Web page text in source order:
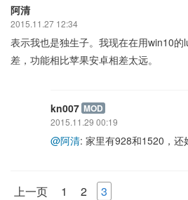
阿清
2015.11.27 12:34
表示我也是独生子。我现在在用win10
差，功能相比苹果安卓相差太远。
kn007 MOD
2015.11.29 00:19
@阿清: 家里有928和1520，还
上一页 1 2 3